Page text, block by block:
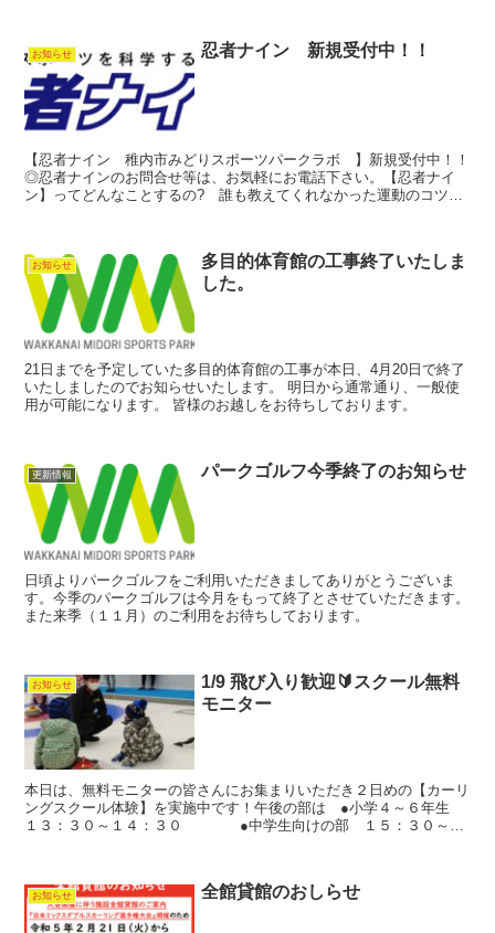
お知らせ 忍者ナイン 新規受付中！！
【忍者ナイン 稚内市みどりスポーツパークラボ 】新規受付中！！
◎忍者ナインのお問合せ等は、お気軽にお電話下さい。【忍者ナイ
ン】ってどんなことするの? 誰も教えてくれなかった運動のコツを
お知らせ
多目的体育館の工事終了いたしま
した。
21日までを予定していた多目的体育館の工事が本日、4月20日で終了
いたしましたのでお知らせいたします。 明日から通常通り、一般使
用が可能になります。 皆様のお越しをお待ちしております。
更新情報 パークゴルフ今季終了のお知らせ
日頃よりパークゴルフをご利用いただきましてありがとうございま
す。今季のパークゴルフは今月をもって終了とさせていただきます。
また来季（１１月）のご利用をお待ちしております。
お知らせ
1/9 飛び入り歓迎🔰スクール無料
モニター
本日は、無料モニターの皆さんにお集まりいただき２日めの【カーリ
ングスクール体験】を実施中です！午後の部は ●小学４～６年生
１３：３０～１４：３０ ●中学生向けの部 １５：３０～１
お知らせ 全館貸館のおしらせ